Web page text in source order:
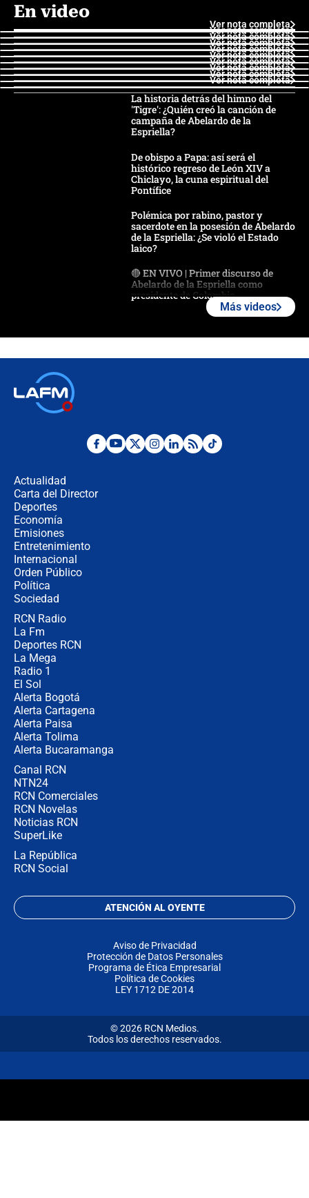
En video
Ver nota completa
Ver nota completa
Ver nota completa
Ver nota completa
Ver nota completa
Ver nota completa
Ver nota completa
Ver nota completa
Ver nota completa
Ver nota completa
La historia detrás del himno del
'Tigre': ¿Quién creó la canción de
campaña de Abelardo de la
Espriella?
De obispo a Papa: así será el
histórico regreso de León XIV a
Chiclayo, la cuna espiritual del
Pontífice
Polémica por rabino, pastor y
sacerdote en la posesión de Abelardo
de la Espriella: ¿Se violó el Estado
laico?
🔴 EN VIVO | Primer discurso de
Abelardo de la Espriella como
presidente de Colombia
Desde dermatitis hasta infecciones:
Más videos
Actualidad
Carta del Director
Deportes
Economía
Emisiones
Entretenimiento
Internacional
Orden Público
Política
Sociedad
RCN Radio
La Fm
Deportes RCN
La Mega
Radio 1
El Sol
Alerta Bogotá
Alerta Cartagena
Alerta Paisa
Alerta Tolima
Alerta Bucaramanga
Canal RCN
NTN24
RCN Comerciales
RCN Novelas
Noticias RCN
SuperLike
La República
RCN Social
ATENCIÓN AL OYENTE
Aviso de Privacidad
Protección de Datos Personales
Programa de Ética Empresarial
Política de Cookies
LEY 1712 DE 2014
© 2026 RCN Medios.
Todos los derechos reservados.